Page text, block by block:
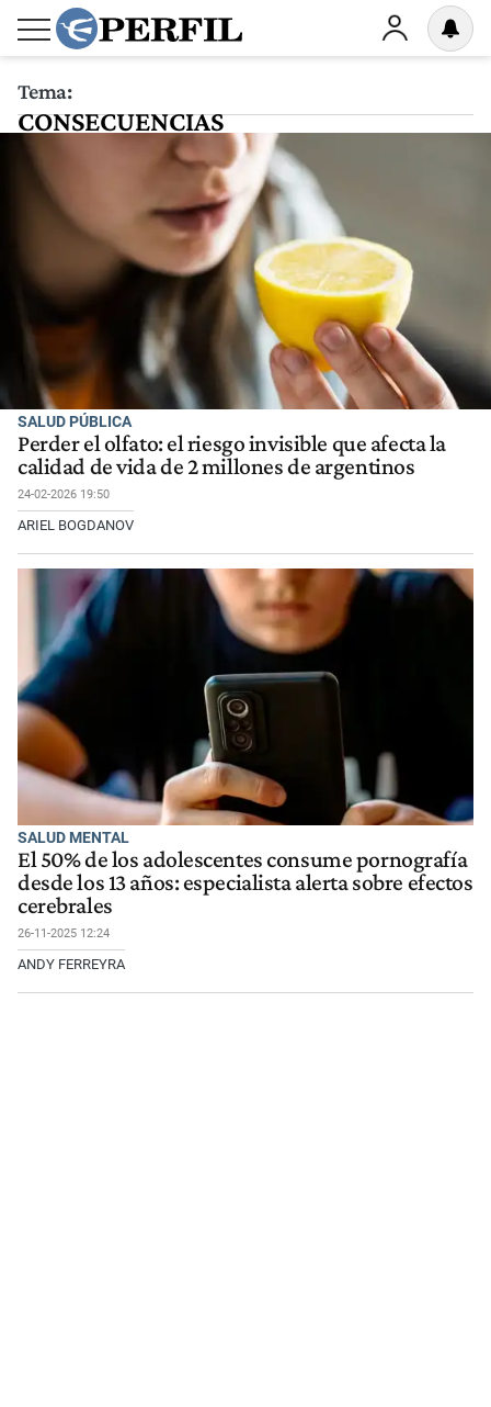
Tema:
CONSECUENCIAS
SALUD PÚBLICA
Perder el olfato: el riesgo invisible que afecta la
calidad de vida de 2 millones de argentinos
24-02-2026 19:50
ARIEL BOGDANOV
SALUD MENTAL
El 50% de los adolescentes consume pornografía
desde los 13 años: especialista alerta sobre efectos
cerebrales
26-11-2025 12:24
ANDY FERREYRA